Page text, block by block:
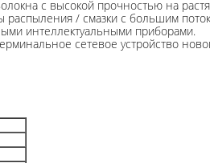
с высокой прочностью на
/ смазки с большим
интеллектуальными приборами.
сетевое устройство